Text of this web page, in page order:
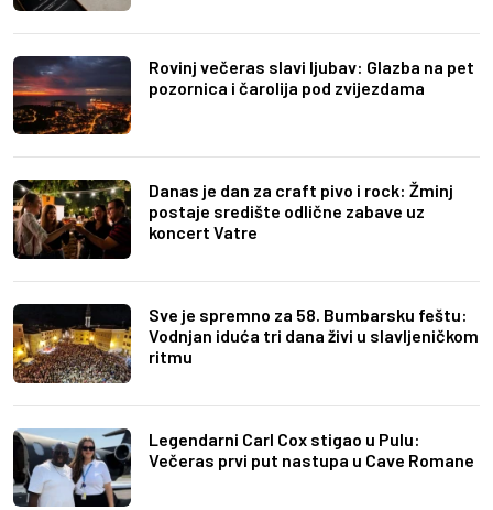
Rovinj večeras slavi ljubav: Glazba na pet
pozornica i čarolija pod zvijezdama
Danas je dan za craft pivo i rock: Žminj
postaje središte odlične zabave uz
koncert Vatre
Sve je spremno za 58. Bumbarsku feštu:
Vodnjan iduća tri dana živi u slavljeničkom
ritmu
Legendarni Carl Cox stigao u Pulu:
Večeras prvi put nastupa u Cave Romane